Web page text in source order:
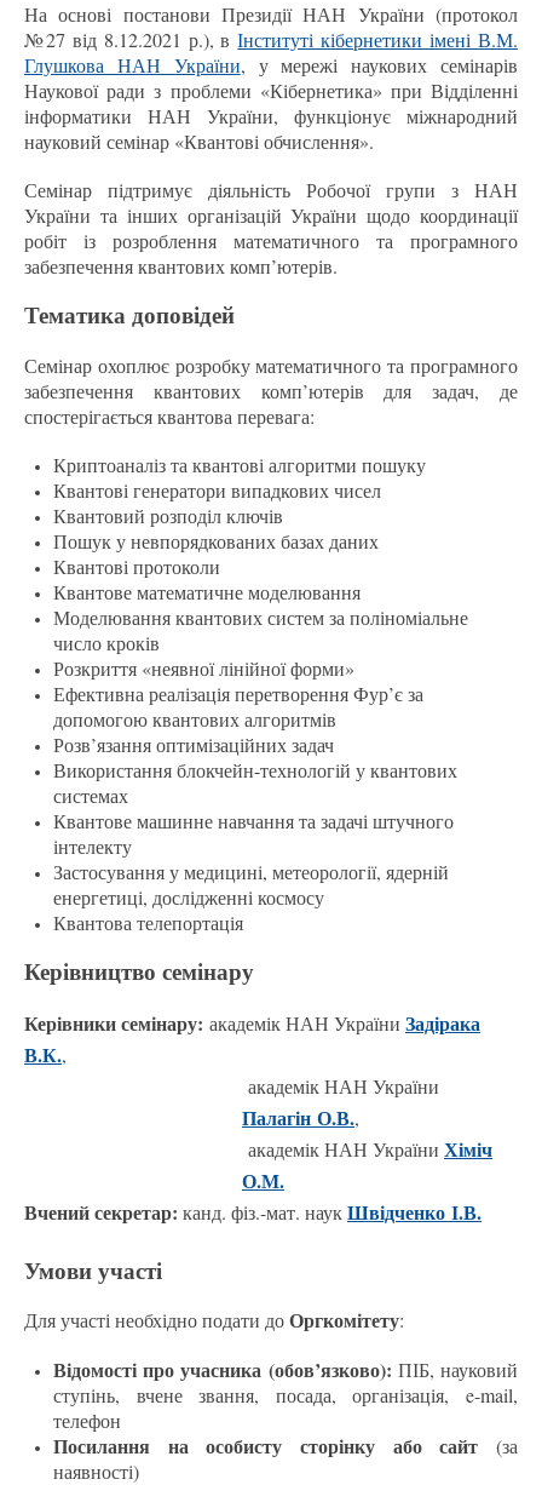
На основі постанови Президії НАН України (протокол
№27 від 8.12.2021 р.), вІнституті кібернетики імені В.М.
Глушкова НАН України, у мережі наукових семінарів
Наукової ради з проблеми «Кібернетика» при Відділенні
інформатики НАН України, функціонує міжнародний
науковий семінар «Квантові обчислення».
Семінар підтримує діяльність Робочої групи з НАН
України та інших організацій України щодо координації
робіт із розроблення математичного та програмного
забезпечення квантових комп’ютерів.
Тематика доповідей
Семінар охоплює розробку математичного та програмного
забезпечення квантових комп’ютерів для задач, де
спостерігається квантова перевага:
Криптоаналіз та квантові алгоритми пошуку
Квантові генератори випадкових чисел
Квантовий розподіл ключів
Пошук у невпорядкованих базах даних
Квантові протоколи
Квантове математичне моделювання
Моделювання квантових систем за поліноміальне
число кроків
Розкриття «неявної лінійної форми»
Ефективна реалізація перетворення Фур’є за
допомогою квантових алгоритмів
Розв’язання оптимізаційних задач
Використання блокчейн-технологій у квантових
системах
Квантове машинне навчання та задачі штучного
інтелекту
Застосування у медицині, метеорології, ядерній
енергетиці, дослідженні космосу
Квантова телепортація
Керівництво семінару
Керівники семінару: академік НАН України Задірака
В.К.,
академік НАН України
Палагін О.В.,
академік НАН України Хіміч
О.М.
Вчений секретар: канд. фіз.-мат. наукШвідченко І.В.
Умови участі
Для участі необхідно подати доОргкомітету:
Відомості про учасника (обов’язково): ПІБ, науковий
ступінь, вчене звання, посада, організація, e-mail,
телефон
Посилання на особисту сторінку або сайт (за
наявності)